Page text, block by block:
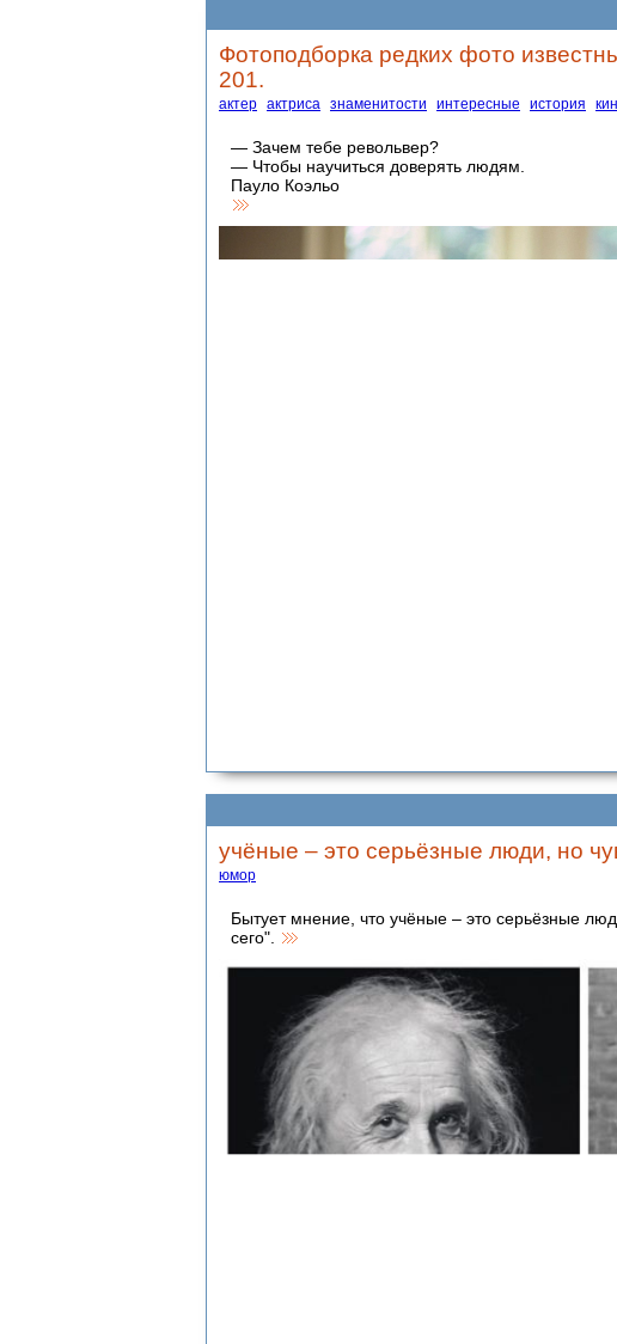
Фотоподборка редких фото
201.
актер актриса знаменитости интересные история
— Зачем тебе револьвер?
— Чтобы научиться доверять людям.
Пауло Коэльо
учёные – это серьёзные люди, нo
юмор
Бытует мнение, что учёные – это серьёзные
сего".